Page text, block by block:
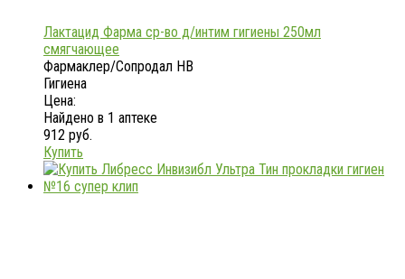
Лактацид Фарма ср-во д/интим гигиены 250мл
смягчающее
Фармаклер/Сопродал НВ
Гигиена
Цена:
Найдено в 1 аптеке
912 руб.
Купить